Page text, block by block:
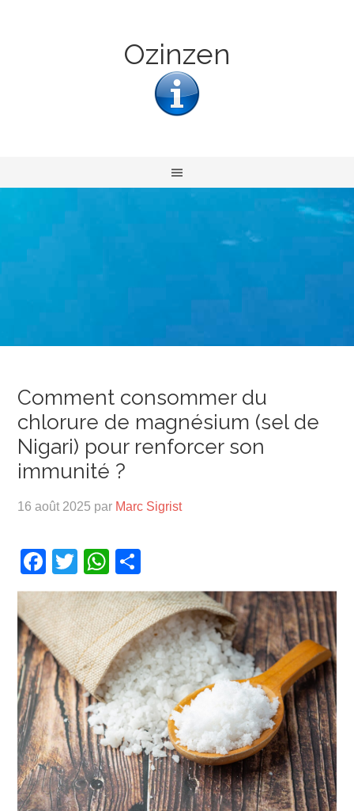
Ozinzen
Comment consommer du
chlorure de magnésium (sel de
Nigari) pour renforcer son
immunité ?
16 août 2025 par Marc Sigrist
Facebook
TwitterWhatsApp